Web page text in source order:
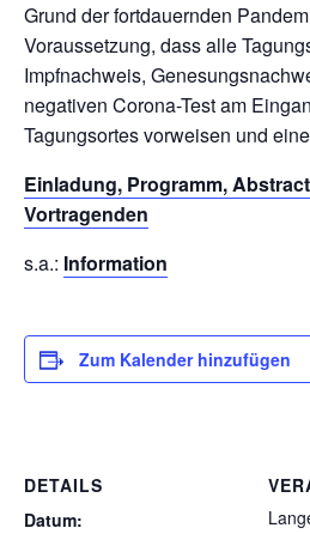
Grund der fortdauernden
Voraussetzung, dass alle
Impfnachweis,
negativen Corona-Test am
Tagungsortes vorweisen und
Einladung, Programm,
Vortragenden
s.a.: Information
Zum Kalender hinzufügen
DETAILS
Datum: